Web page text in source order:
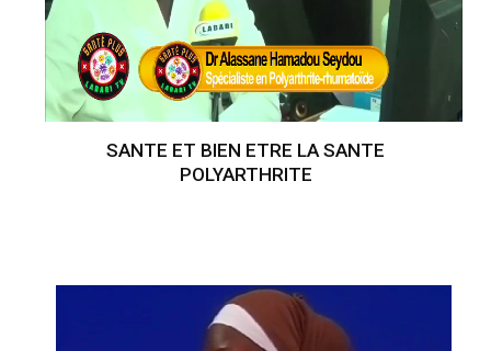
SANTE ET BIEN ETRE LA SANTE
POLYARTHRITE